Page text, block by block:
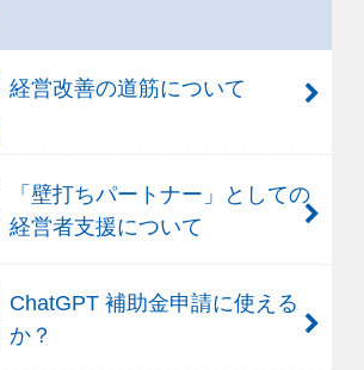
経営改善の道筋について
「壁打ちパートナー」としての
経営者支援について
ChatGPT 補助金申請に使える
か？